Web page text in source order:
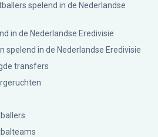
spelend in de Nederlandse
in de Nederlandse Eredivisie
spelend in de Nederlandse Eredivisie
transfers